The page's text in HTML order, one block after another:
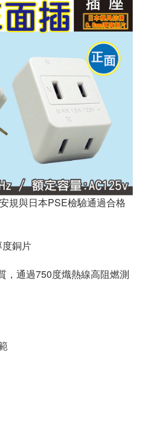
規與日本PSE檢驗通過合格
銅片
，通過750度熾熱線高阻燃測